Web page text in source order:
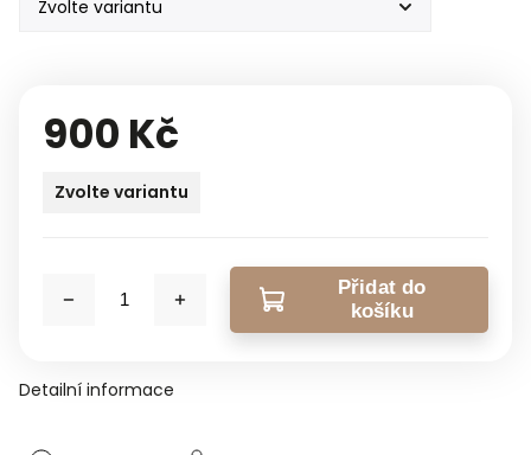
900 Kč
Zvolte variantu
Přidat do
košíku
Detailní informace